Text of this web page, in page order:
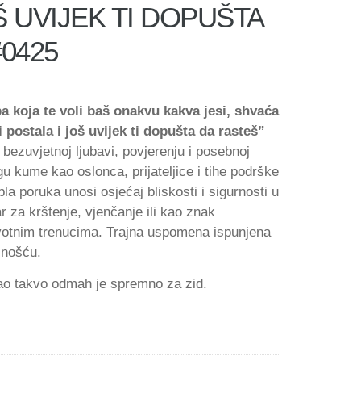
UVIJEK TI DOPUŠTA
koja te voli baš onakvu kakva jesi, shvaća
i još uvijek ti dopušta da rasteš”
ljubavi, povjerenju i posebnoj
kume kao oslonca, prijateljice i tihe podrške
poruka unosi osjećaj bliskosti i sigurnosti u
za krštenje, vjenčanje ili kao znak
trenucima. Trajna uspomena ispunjena
takvo odmah je spremno za zid.